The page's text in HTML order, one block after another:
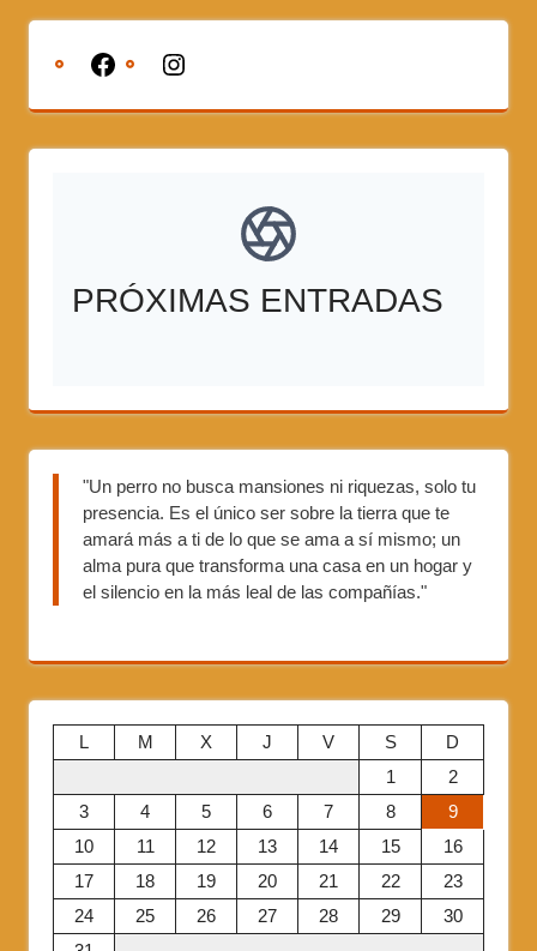
PRÓXIMAS ENTRADAS
"Un perro no busca mansiones ni riquezas, solo tu
presencia. Es el único ser sobre la tierra que te
amará más a ti de lo que se ama a sí mismo; un
alma pura que transforma una casa en un hogar y
el silencio en la más leal de las compañías."
L M X J V S
D
1
2
3
4 5 6 7 8
9
10
11 12 13 14 15
16
17
18 19 20 21 22
23
24
25 26 27 28 29
30